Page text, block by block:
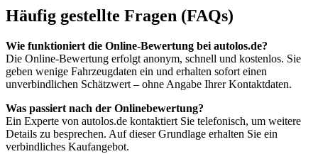
Häufig gestellte Fragen (FAQs)
Wie funktioniert die Online-Bewertung bei autolos.de?
Die Online-Bewertung erfolgt anonym, schnell und kostenlos. Sie
geben wenige Fahrzeugdaten ein und erhalten sofort einen
unverbindlichen Schätzwert – ohne Angabe Ihrer Kontaktdaten.
Was passiert nach der Onlinebewertung?
Ein Experte von autolos.de kontaktiert Sie telefonisch, um weitere
Details zu besprechen. Auf dieser Grundlage erhalten Sie ein
verbindliches Kaufangebot.